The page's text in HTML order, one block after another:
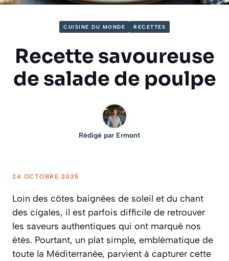
CUISINE DU MONDE RECETTES
Recette savoureuse
de salade de poulpe
Rédigé par Ermont
24 OCTOBRE 2025
Loin des côtes baignées de soleil et du chant
des cigales, il est parfois difficile de retrouver
les saveurs authentiques qui ont marqué nos
étés. Pourtant, un plat simple, emblématique de
toute la Méditerranée, parvient à capturer cette